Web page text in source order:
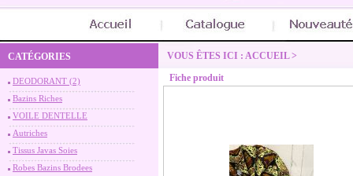
CATÉGORIES
DEODORANT (2)
Bazins Riches
VOILE DENTELLE
Autriches
Tissus Javas Soies
Robes Bazins Brodees
VOUS ÊTES ICI : ACCUEIL>
Fiche produit